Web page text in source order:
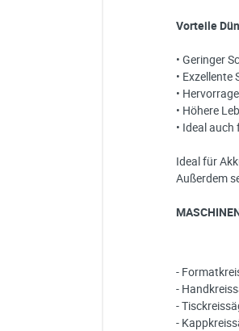
Vorteile
• Geringer
•
•
• Höhere
• Ideal
Ideal für
Außerdem
-
-
-
-